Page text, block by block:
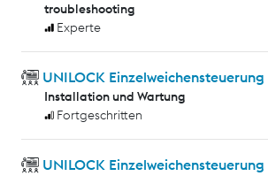
troubleshooting
Experte
UNILOCK Einzelweichensteuerung
Installation und Wartung
Fortgeschritten
UNILOCK Einzelweichensteuerung